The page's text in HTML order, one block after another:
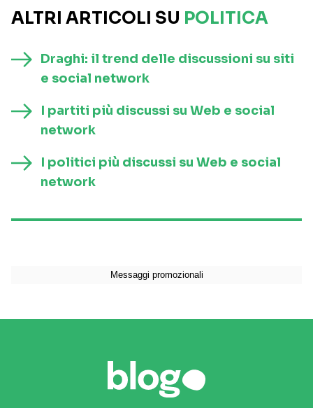
ALTRI ARTICOLI SU POLITICA
Draghi: il trend delle discussioni su siti
e social network
I partiti più discussi su Web e social
network
I politici più discussi su Web e social
network